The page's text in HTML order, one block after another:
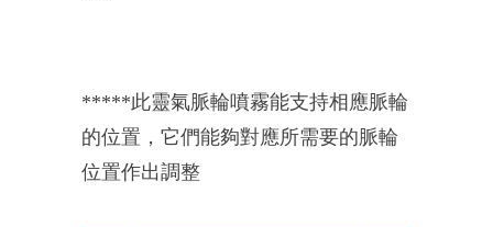
*****此靈氣脈輪噴霧能支持相應脈輪
的位置， 它們能夠對應所需要的脈輪
位置作出調整